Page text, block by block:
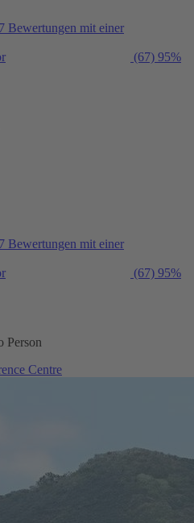
Bewertungen mit einer
(67) 95%
Bewertungen mit einer
(67) 95%
Person
Centre